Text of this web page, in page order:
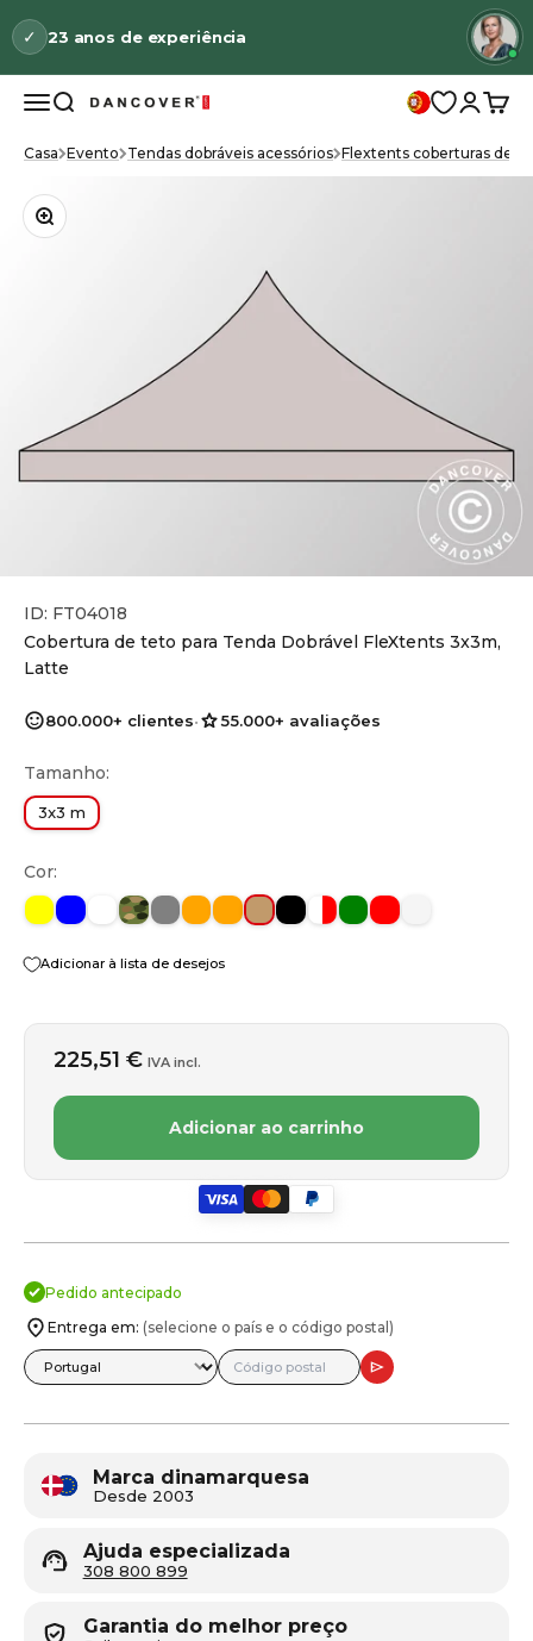
✓
23 anos de experiência
MenuPesquisaDancover
Casa Evento Tendas dobráveis acessórios Flextents coberturas de
Zoom
ID: FT04018
Cobertura de teto para Tenda Dobrável FleXtents 3x3m,
Latte
800.000+ clientes• 55.000+ avaliações
Tamanho:
3x3 m
Cor:
Amarelo
AzulBrancoCamuflar
CinzaLaranjaLaranjaCafé com leite
PretoBranco/vermelho
VerdeVermelho
Adicionar à lista de desejos
225,51 € IVA incl.
Adicionar ao carrinho
Pedido antecipado
Entrega em: (selecione o país e o código postal)
Marca dinamarquesa
Desde 2003
Ajuda especializada
308 800 899
Garantia do melhor preço